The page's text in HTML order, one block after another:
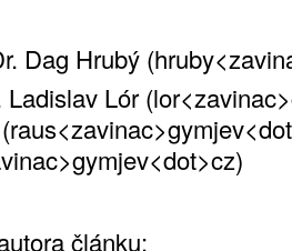
Dag Hrubý
Lór
článku: